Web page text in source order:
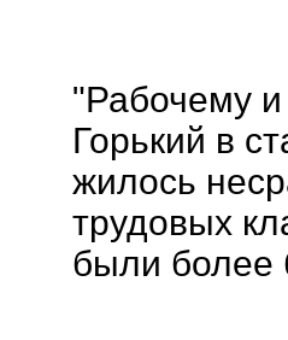
"Рабочему и
Горький в
жилось
трудовых
были более